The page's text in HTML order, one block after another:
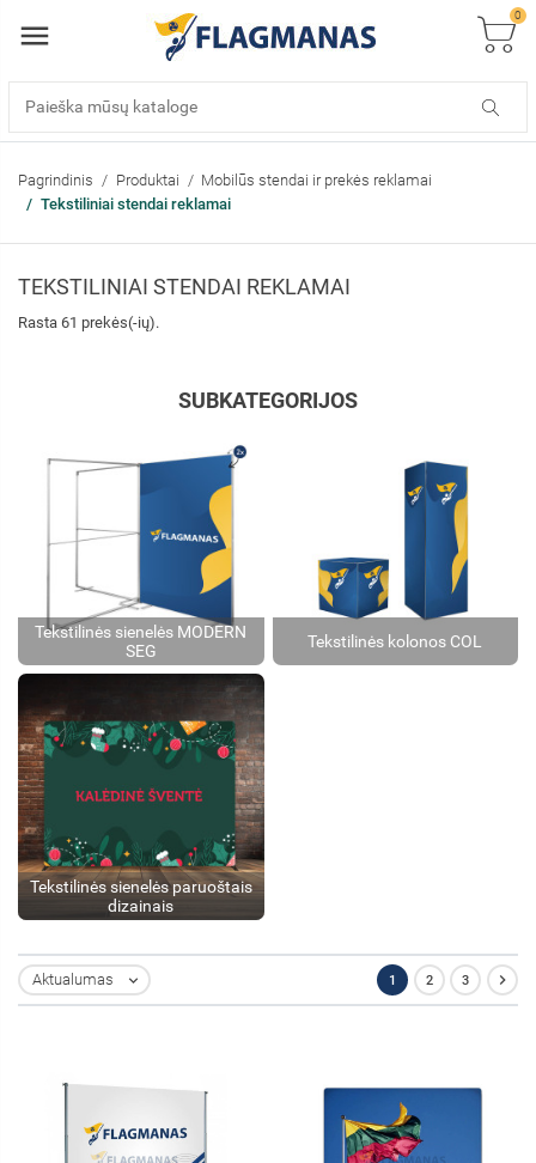
0
Pagrindinis Produktai
Mobilūs stendai ir prekės reklamai
Tekstiliniai stendai reklamai
TEKSTILINIAI STENDAI REKLAMAI
Rasta 61 prekės(-ių).
SUBKATEGORIJOS
Tekstilinės sienelės MODERN
SEG
Tekstilinės kolonos COL
Tekstilinės sienelės paruoštais
dizainais
Aktualumas  1 2 3 